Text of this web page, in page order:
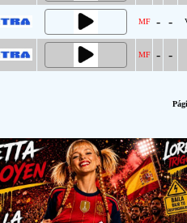
MF - -
MF - -